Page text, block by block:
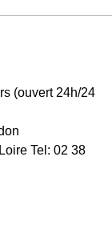
(ouvert 24h/24
Tel: 02 38